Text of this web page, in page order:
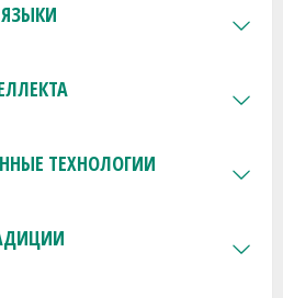
ТЕХНОЛОГИИ